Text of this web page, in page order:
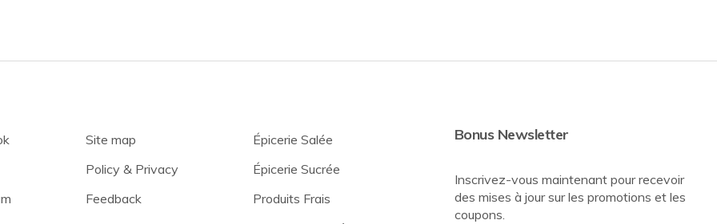
Site map
Policy & Privacy
Feedback
Épicerie Salée
Épicerie Sucrée
Produits Frais
Bonus Newsletter
Inscrivez-vous maintenant pour recevoir
des mises à jour sur les promotions et les
coupons.